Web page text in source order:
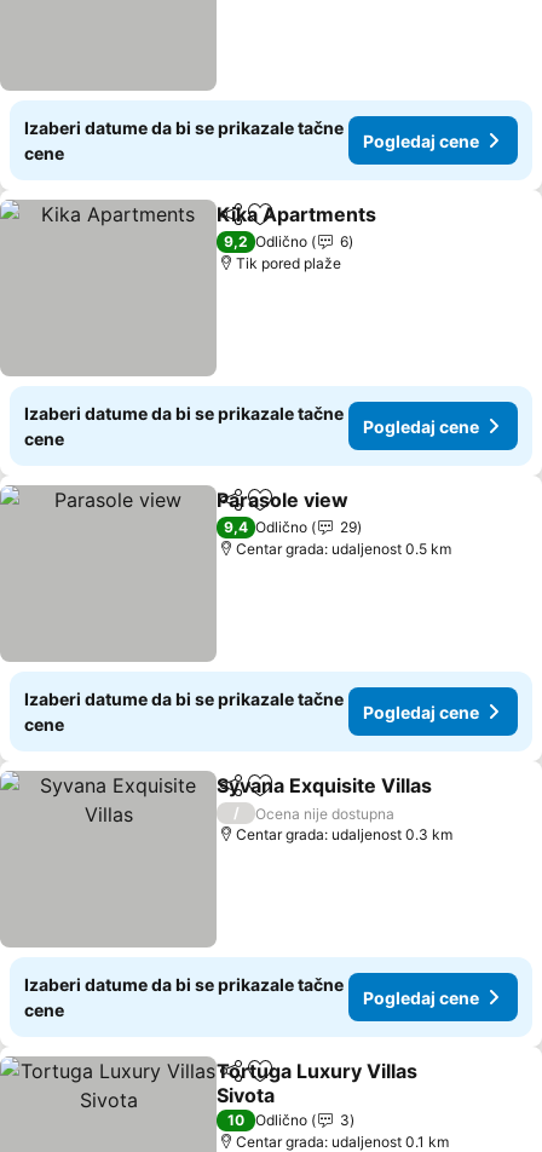
Izaberi datume da bi se prikazale tačne
cene
Pogledaj cene
Deli Dodati u favorite
Kika Apartments
9,2 Odlično
6
Tik pored plaže
Izaberi datume da bi se prikazale tačne
cene
Pogledaj cene
Deli Dodati u favorite
Parasole view
9,4 Odlično
29
Centar grada: udaljenost 0.5 km
Izaberi datume da bi se prikazale tačne
cene
Pogledaj cene
Deli Dodati u favorite
Syvana Exquisite Villas
/
Ocena nije dostupna
Centar grada: udaljenost 0.3 km
Izaberi datume da bi se prikazale tačne
cene
Pogledaj cene
Deli Dodati u favorite
Tortuga Luxury Villas
Sivota
Pogledaj cene
10 Odlično
3
Centar grada: udaljenost 0.1 km